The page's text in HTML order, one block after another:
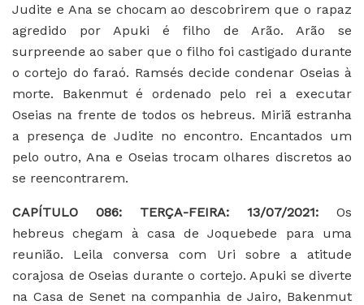
Judite e Ana se chocam ao descobrirem que o rapaz
agredido por Apuki é filho de Arão. Arão se
surpreende ao saber que o filho foi castigado durante
o cortejo do faraó. Ramsés decide condenar Oseias à
morte. Bakenmut é ordenado pelo rei a executar
Oseias na frente de todos os hebreus. Miriã estranha
a presença de Judite no encontro. Encantados um
pelo outro, Ana e Oseias trocam olhares discretos ao
se reencontrarem.
CAPÍTULO 086: TERÇA-FEIRA: 13/07/2021: Os
hebreus chegam à casa de Joquebede para uma
reunião. Leila conversa com Uri sobre a atitude
corajosa de Oseias durante o cortejo. Apuki se diverte
na Casa de Senet na companhia de Jairo, Bakenmut